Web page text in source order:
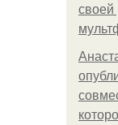
своей